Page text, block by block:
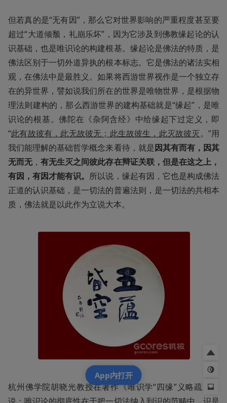
但若真的是“无有因”，那么它对世界影响的严重程度甚至要
超过“大道倾颓，礼崩乐坏”，因为它涉及到佛教缘起论的认
识基础，也是唯识论的构建根基。缘起论是佛法的特质，是
佛法区别于一切外道异执的根本标志。它是佛法的诸法实相
观，在佛法中是最胜义。如果将西游世界视作是一个独立存
在的异世界，譬如说我们所在的世界是唯物世界，是根据物
理法则建构的，那么西游世界的建构基础就是“缘起”，是唯
识论的根基。佛陀在《杂阿含经》中给缘起下过定义，即
“此有故彼有，此无故彼无；此生故彼生，此灭故彼灭。”用
我们能理解的基础哲学概念来看待，就是因其有而有，因其
无而无，有无生灭之间彼此存在辩证关联，但是在这之上，
有因，有因才能有识。 所以说，缘起有因，它也是构成佛法
正道的认识基础，是一切法的普遍法则，是一切法的共相本
质，佛法就是以此作为立说大本。
杭州佛学院胡晓光教授在著作《唯识学“四缘”义略疏》中
App内打开